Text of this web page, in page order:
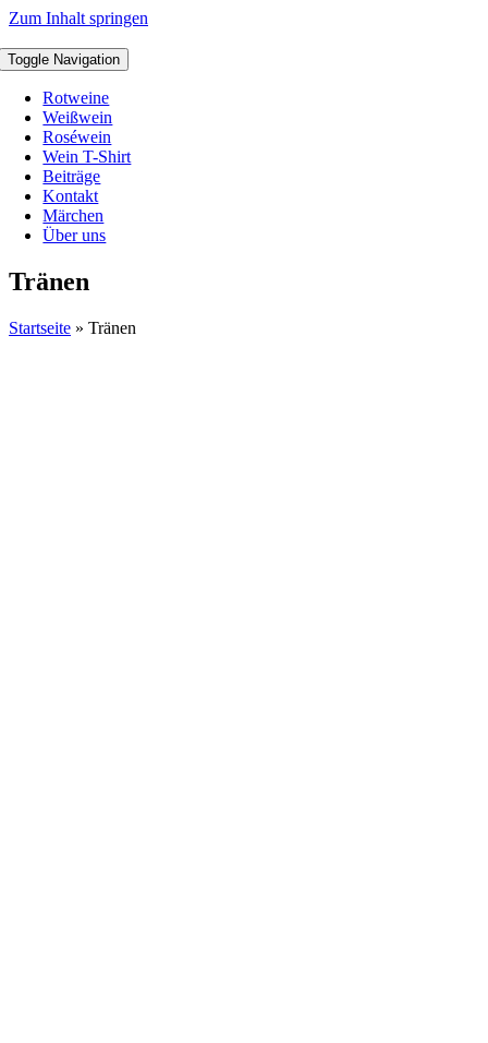
Zum Inhalt springen
Toggle Navigation
Rotweine
Weißwein
Roséwein
Wein T-Shirt
Beiträge
Kontakt
Märchen
Über uns
Tränen
Startseite » Tränen